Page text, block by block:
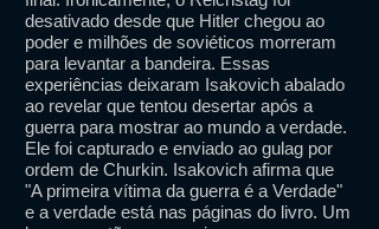
desativado desde que Hitler chegou ao
poder e milhões de soviéticos morreram
para levantar a bandeira. Essas
experiências deixaram Isakovich abalado
ao revelar que tentou desertar após a
guerra para mostrar ao mundo a verdade.
Ele foi capturado e enviado ao gulag por
ordem de Churkin. Isakovich afirma que
"A primeira vítima da guerra é a Verdade"
e a verdade está nas páginas do livro. Um